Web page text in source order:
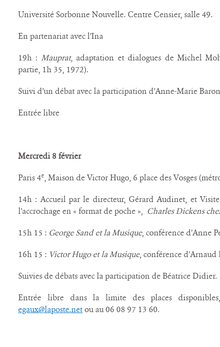
Université Sorbonne Nouvelle. Centre Censier, salle 49.
En partenariat avec l’Ina
19h : Mauprat, adaptation et dialogues de Michel
partie, 1h 35, 1972).
Suivi d’un débat avec la participation d’Anne-Marie
Entrée libre
Mercredi 8 février
Paris 4e, Maison de Victor Hugo, 6 place des Vosges
14h : Accueil par le directeur, Gérard Audinet, et
l’accrochage en « format de poche », Charles Dickens
15h 15 : George Sand et la Musique, conférence d’Anne
16h 15 : Victor Hugo et la Musique, conférence d’Arnaud
Suivies de débats avec la participation de Béatrice Didier.
Entrée libre dans la limite des places
egaux@laposte.netou au 06 08 97 13 60.